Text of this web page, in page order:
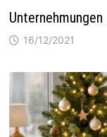
16/12/2021